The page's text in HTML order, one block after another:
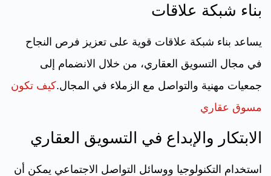
بناء شبكة علاقات
يساعد بناء شبكة علاقات قوية على تعزيز فرص النجاح
في مجال التسويق العقاري، من خلال الانضمام إلى
جمعيات مهنية والتواصل مع الزملاء في المجال.كيف تكون
مسوق عقاري
الابتكار والإبداع في التسويق العقاري
استخدام التكنولوجيا ووسائل التواصل الاجتماعي يمكن أن